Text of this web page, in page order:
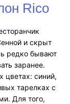
Rico
и скрыт
редко бывают
заранее.
цветах: синий,
тарелках с
Для того,